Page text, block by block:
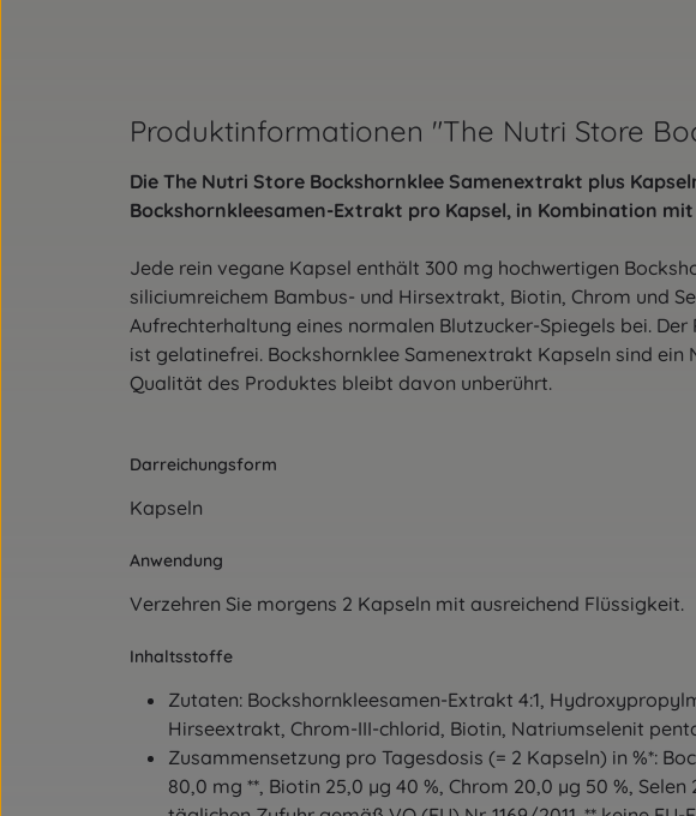
Produktinformationen "The Nutri Store
Die The Nutri Store Bockshornklee Samenextrakt plus
Bockshornkleesamen-Extrakt pro Kapsel, in Kombination
Jede rein vegane Kapsel enthält 300 mg hochwertigen
siliciumreichem Bambus- und Hirsextrakt, Biotin, Chrom und
Aufrechterhaltung eines normalen Blutzucker-Spiegels bei.
ist gelatinefrei. Bockshornklee Samenextrakt Kapseln sind
Qualität des Produktes bleibt davon unberührt.
Darreichungsform
Kapseln
Anwendung
Verzehren Sie morgens 2 Kapseln mit ausreichend Flüssigkeit.
Inhaltsstoffe
Zutaten: Bockshornkleesamen-Extrakt 4:1,
Hirseextrakt, Chrom-III-chlorid, Biotin, Natriumselenit
Zusammensetzung pro Tagesdosis (= 2 Kapseln) in %*:
80,0 mg **, Biotin 25,0 µg 40 %, Chrom 20,0 µg 50 %,